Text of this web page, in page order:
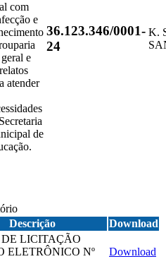
com
e
e
atender
de
36.123.346/0001-
24
K.
Descrição
Download
LICITAÇÃO
ELETRÔNICO Nº
Download